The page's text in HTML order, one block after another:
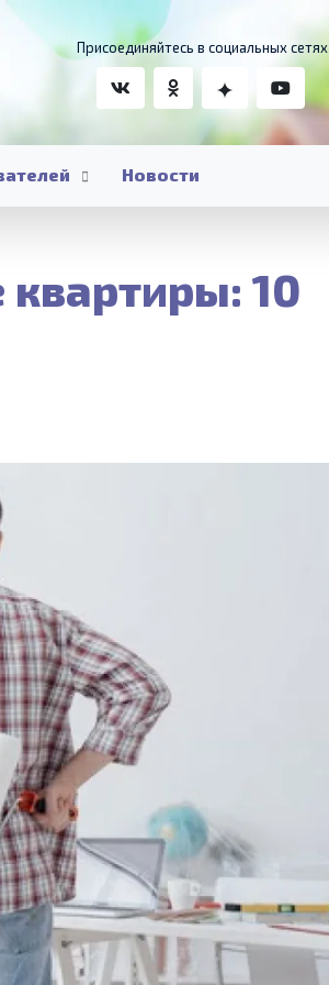
Присоединяйтесь в социальных сетях
Новости
10